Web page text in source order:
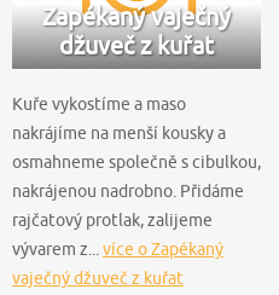
Zapékaný vaječný
džuveč z kuřat
Kuře vykostíme a maso
nakrájíme na menší kousky a
osmahneme společně s cibulkou,
nakrájenou nadrobno. Přidáme
rajčatový protlak, zalijeme
vývarem z... více o Zapékaný
vaječný džuveč z kuřat